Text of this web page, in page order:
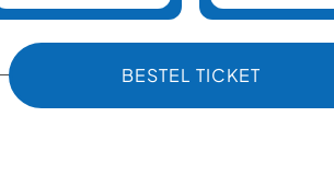
BESTEL TICKET
: FLEXTICKET